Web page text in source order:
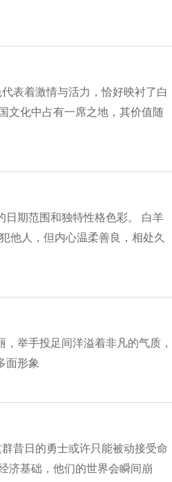
表着激情与活力，恰好映衬了白
文化中占有一席之地，其价值随
日期范围和独特性格色彩。 白羊
他人，但内心温柔善良，相处久
举手投足间洋溢着非凡的气质，
面形象
昔日的勇士或许只能被动接受命
济基础，他们的世界会瞬间崩